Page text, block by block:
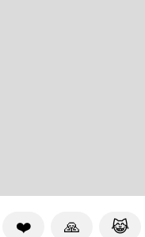
❤️ 🙏 😹